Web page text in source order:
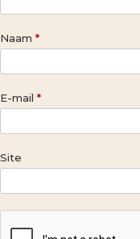
Naam *
E-mail *
Site